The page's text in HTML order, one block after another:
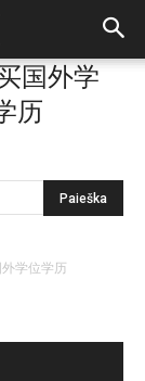
国外学
历
学位学历